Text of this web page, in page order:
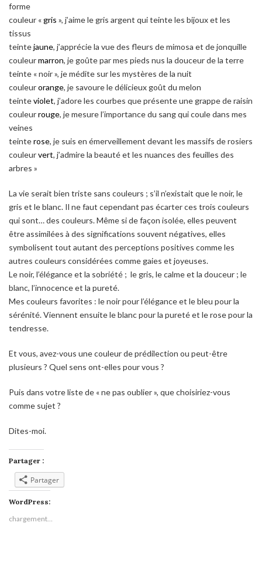
forme
couleur «gris », j’aime le gris argent qui teinte les bijoux et les
tissus
teintejaune, j’apprécie la vue des fleurs de mimosa et de jonquille
couleurmarron, je goûte par mes pieds nus la douceur de la terre
teinte « noir », je médite sur les mystères de la nuit
couleurorange, je savoure le délicieux goût du melon
teinteviolet, j’adore les courbes que présente une grappe de raisin
couleurrouge, je mesure l’importance du sang qui coule dans mes
veines
teinterose, je suis en émerveillement devant les massifs de rosiers
couleurvert, j’admire la beauté et les nuances des feuilles des
arbres »
La vie serait bien triste sans couleurs ; s’il n’existait que le noir, le
gris et le blanc. Il ne faut cependant pas écarter ces trois couleurs
qui sont… des couleurs. Même si de façon isolée, elles peuvent
être assimilées à des significations souvent négatives, elles
symbolisent tout autant des perceptions positives comme les
autres couleurs considérées comme gaies et joyeuses.
Le noir, l’élégance et la sobriété ; le gris, le calme et la douceur ; le
blanc, l’innocence et la pureté.
Mes couleurs favorites : le noir pour l’élégance et le bleu pour la
sérénité. Viennent ensuite le blanc pour la pureté et le rose pour la
tendresse.
Et vous, avez-vous une couleur de prédilection ou peut-être
plusieurs ? Quel sens ont-elles pour vous ?
Puis dans votre liste de « ne pas oublier », que choisiriez-vous
comme sujet ?
Dites-moi.
Partager :
Partager
WordPress:
chargement…